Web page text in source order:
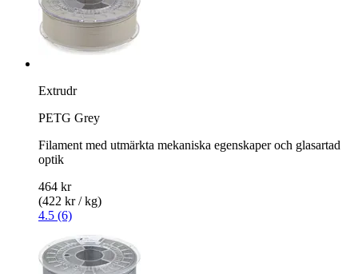
Extrudr
PETG Grey
Filament med utmärkta mekaniska egenskaper och glasartad
optik
464 kr
(422 kr / kg)
4.5 (6)